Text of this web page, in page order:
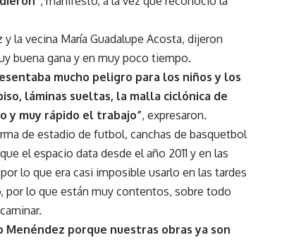
la vecina María Guadalupe Acosta, dijeron
buena gana y en muy poco tiempo.
mucho peligro para los niños y los
láminas sueltas, la malla ciclónica de
y muy rápido el trabajo”, expresaron.
de estadio de futbol, canchas de basquetbol
el espacio data desde el año 2011 y en las
lo que era casi imposible usarlo en las tardes
por lo que están muy contentos, sobre todo
porque nuestras obras ya son